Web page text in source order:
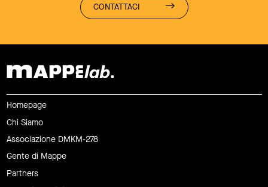
CONTATTACI
Homepage
Chi Siamo
Associazione DMKM-278
Gente di Mappe
Partners